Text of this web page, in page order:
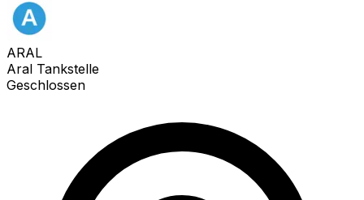
ARAL
Aral Tankstelle
Geschlossen